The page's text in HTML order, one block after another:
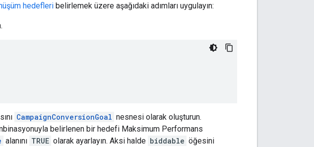
hedefleri belirlemek üzere aşağıdaki adımları uygulayın:
CampaignConversionGoal nesnesi olarak oluşturun.
belirlenen bir hedefi Maksimum Performans
alanını TRUE olarak ayarlayın. Aksi halde biddable öğesini